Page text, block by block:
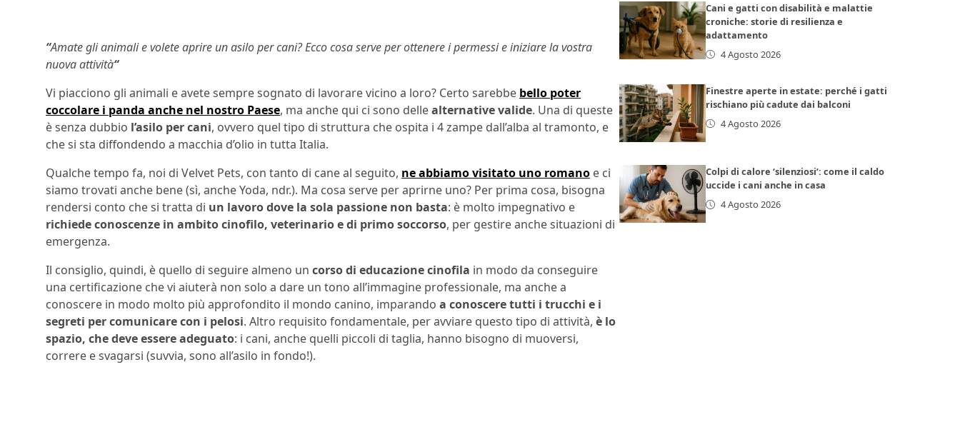
“Amate gli animali e volete aprire un asilo per cani? Ecco cosa serve per ottenere i permessi e iniziare la vostra
nuova attività“
Vi piacciono gli animali e avete sempre sognato di lavorare vicino a loro? Certo sarebbe bello poter
coccolare i panda anche nel nostro Paese, ma anche qui ci sono dellealternative valide. Una di queste
è senza dubbio l’asilo per cani, ovvero quel tipo di struttura che ospita i 4 zampe dall’alba al tramonto, e
che si sta diffondendo a macchia d’olio in tutta Italia.
Qualche tempo fa, noi di Velvet Pets, con tanto di cane al seguito, ne abbiamo visitato uno romano e ci
siamo trovati anche bene (sì, anche Yoda, ndr.). Ma cosa serve per aprirne uno? Per prima cosa, bisogna
rendersi conto che si tratta di un lavoro dove la sola passione non basta: è molto impegnativo e
richiede conoscenze in ambito cinofilo, veterinario e di primo soccorso, per gestire anche situazioni di
emergenza.
Il consiglio, quindi, è quello di seguire almeno un corso di educazione cinofila in modo da conseguire
una certificazione che vi aiuterà non solo a dare un tono all’immagine professionale, ma anche a
conoscere in modo molto più approfondito il mondo canino, imparando a conoscere tutti i trucchi e i
segreti per comunicare con i pelosi. Altro requisito fondamentale, per avviare questo tipo di attività, è lo
spazio, che deve essere adeguato: i cani, anche quelli piccoli di taglia, hanno bisogno di muoversi,
correre e svagarsi (suvvia, sono all’asilo in fondo!).
Cani e gatti con disabilità e malattie
croniche: storie di resilienza e
adattamento
4 Agosto 2026
Finestre aperte in estate: perché i gatti
rischiano più cadute dai balconi
4 Agosto 2026
Colpi di calore ‘silenziosi’: come il caldo
uccide i cani anche in casa
4 Agosto 2026